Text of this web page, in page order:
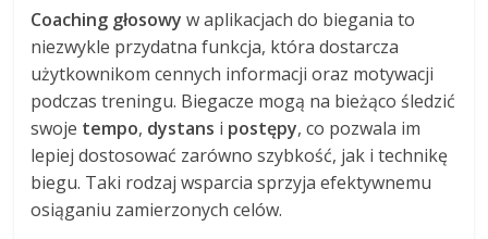
Coaching głosowy w aplikacjach do biegania to
niezwykle przydatna funkcja, która dostarcza
użytkownikom cennych informacji oraz motywacji
podczas treningu. Biegacze mogą na bieżąco śledzić
swoje tempo, dystans i postępy, co pozwala im
lepiej dostosować zarówno szybkość, jak i technikę
biegu. Taki rodzaj wsparcia sprzyja efektywnemu
osiąganiu zamierzonych celów.